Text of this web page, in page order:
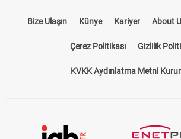
Bize Ulaşın Künye Kariyer About
Çerez Politikası Gizlilik
KVKK Aydınlatma Metni